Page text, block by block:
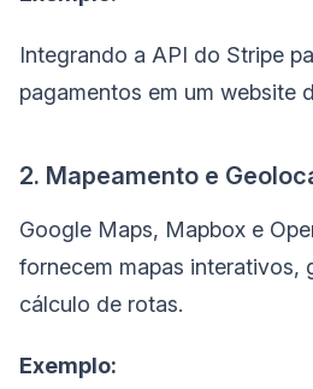
Integrando a API do Stripe
pagamentos em um website
2. Mapeamento e
Google Maps, Mapbox e
fornecem mapas interativos,
cálculo de rotas.
Exemplo: